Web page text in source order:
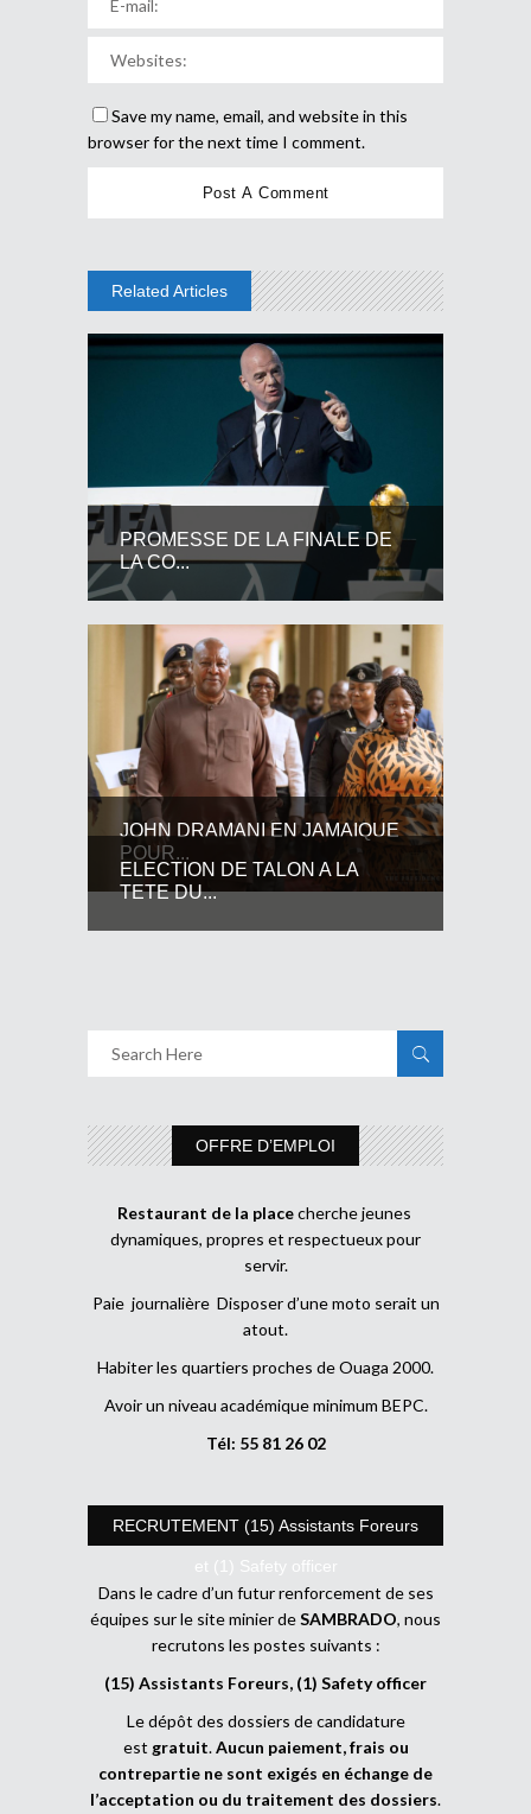
Save my name, email, and website in this
browser for the next time I comment.
Related Articles
PROMESSE DE LA FINALE DE
LA CO...
JOHN DRAMANI EN JAMAIQUE
POUR...
ELECTION DE TALON A LA
TETE DU...
OFFRE D’EMPLOI
Restaurant de la placecherche jeunes
dynamiques, propres et respectueux pour
servir.
Paie journalière Disposer d’une moto serait un
atout.
Habiter les quartiers proches de Ouaga 2000.
Avoir un niveau académique minimum BEPC.
Tél: 55 81 26 02
RECRUTEMENT (15) Assistants Foreurs
et (1) Safety officer
Dans le cadre d’un futur renforcement de ses
équipes sur le site minier deSAMBRADO, nous
recrutons les postes suivants :
(15) Assistants Foreurs, (1) Safety officer
Le dépôt des dossiers de candidature
est gratuit.Aucun paiement, frais ou
contrepartie ne sont exigés en échange de
l’acceptation ou du traitement des dossiers.